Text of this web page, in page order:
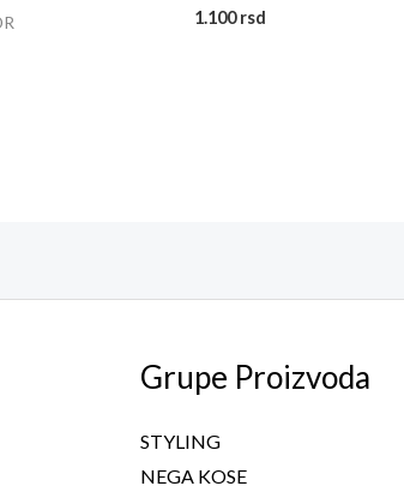
1.100rsd
Grupe Proizvoda
STYLING
NEGA KOSE